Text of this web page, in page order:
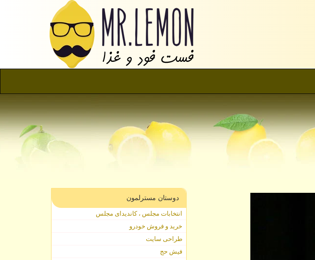
دوستان مسترلمون
انتخابات مجلس ، کاندیدای مجلس
خرید و فروش خودرو
طراحی سایت
فیش حج